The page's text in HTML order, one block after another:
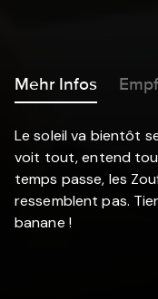
Mehr Infos
Le soleil va bientôt
voit tout, entend
temps passe, les
ressemblent pas.
banane !